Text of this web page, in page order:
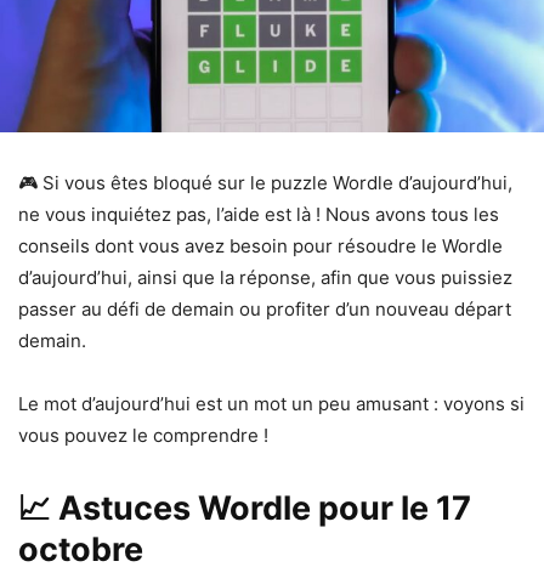
🎮 Si vous êtes bloqué sur le puzzle Wordle d’aujourd’hui,
ne vous inquiétez pas, l’aide est là ! Nous avons tous les
conseils dont vous avez besoin pour résoudre le Wordle
d’aujourd’hui, ainsi que la réponse, afin que vous puissiez
passer au défi de demain ou profiter d’un nouveau départ
demain.
Le mot d’aujourd’hui est un mot un peu amusant : voyons si
vous pouvez le comprendre !
📈 Astuces Wordle pour le 17
octobre